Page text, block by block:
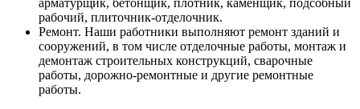
арматурщик, бетонщик, плотник, каменщик, подсобный
рабочий, плиточник-отделочник.
Ремонт. Наши работники выполняют ремонт зданий и
сооружений, в том числе отделочные работы, монтаж и
демонтаж строительных конструкций, сварочные
работы, дорожно-ремонтные и другие ремонтные
работы.